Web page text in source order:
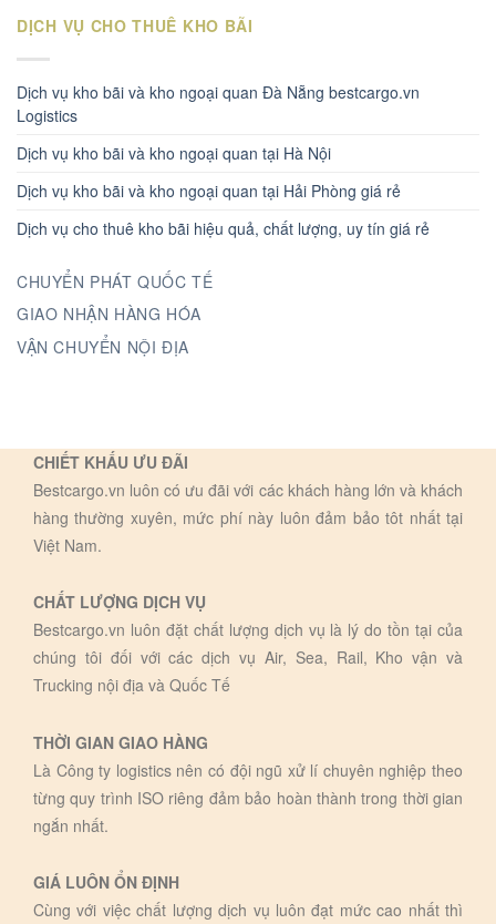
DỊCH VỤ CHO THUÊ KHO BÃI
Dịch vụ kho bãi và kho ngoại quan Đà Nẵng bestcargo.vn
Logistics
Dịch vụ kho bãi và kho ngoại quan tại Hà Nội
Dịch vụ kho bãi và kho ngoại quan tại Hải Phòng giá rẻ
Dịch vụ cho thuê kho bãi hiệu quả, chất lượng, uy tín giá rẻ
CHUYỂN PHÁT QUỐC TẾ
GIAO NHẬN HÀNG HÓA
VẬN CHUYỂN NỘI ĐỊA
CHIẾT KHẤU ƯU ĐÃI
Bestcargo.vn luôn có ưu đãi với các khách hàng lớn và khách
hàng thường xuyên, mức phí này luôn đảm bảo tôt nhất tại
Việt Nam.
CHẤT LƯỢNG DỊCH VỤ
Bestcargo.vn luôn đặt chất lượng dịch vụ là lý do tồn tại của
chúng tôi đối với các dịch vụ Air, Sea, Rail, Kho vận và
Trucking nội địa và Quốc Tế
THỜI GIAN GIAO HÀNG
Là Công ty logistics nên có đội ngũ xử lí chuyên nghiệp theo
từng quy trình ISO riêng đảm bảo hoàn thành trong thời gian
ngắn nhất.
GIÁ LUÔN ỔN ĐỊNH
Cùng với việc chất lượng dịch vụ luôn đạt mức cao nhất thì